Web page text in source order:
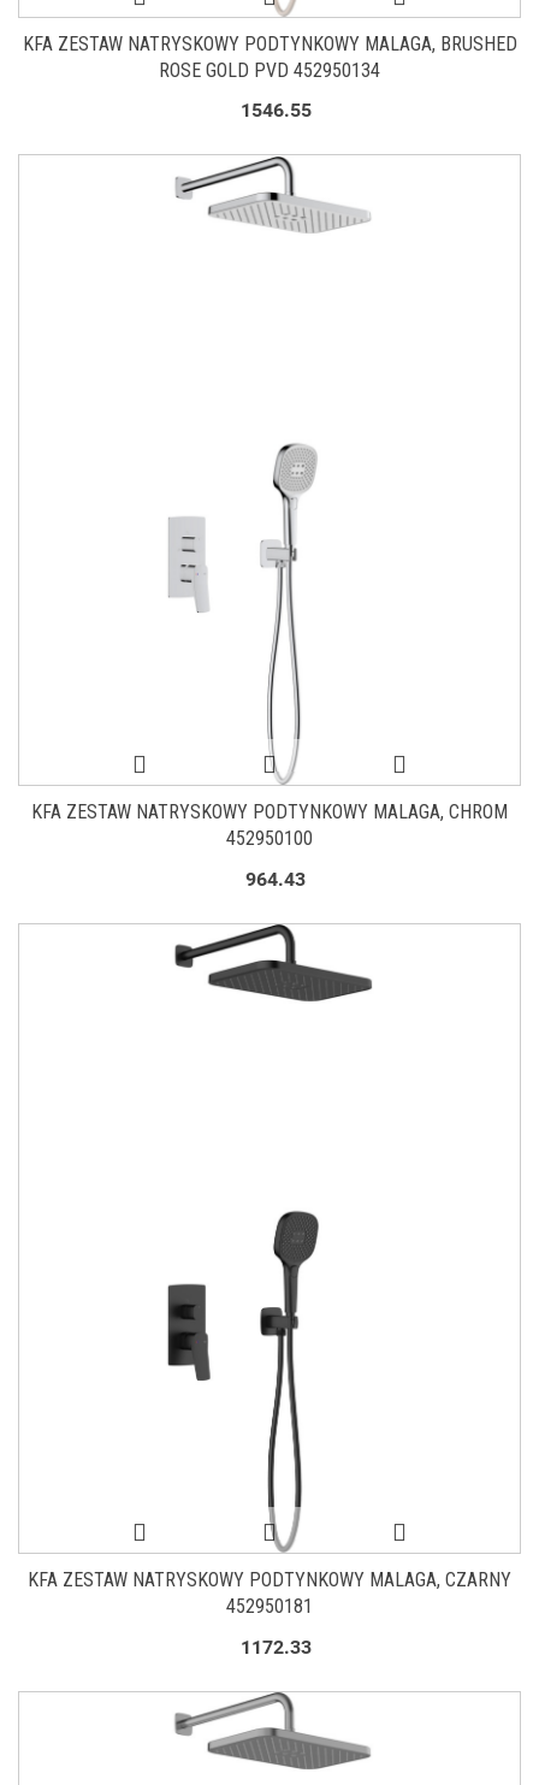
KFA ZESTAW NATRYSKOWY PODTYNKOWY MALAGA, BRUSHED
ROSE GOLD PVD 452950134
1546.55
KFA ZESTAW NATRYSKOWY PODTYNKOWY MALAGA, CHROM
452950100
964.43
KFA ZESTAW NATRYSKOWY PODTYNKOWY MALAGA, CZARNY
452950181
1172.33